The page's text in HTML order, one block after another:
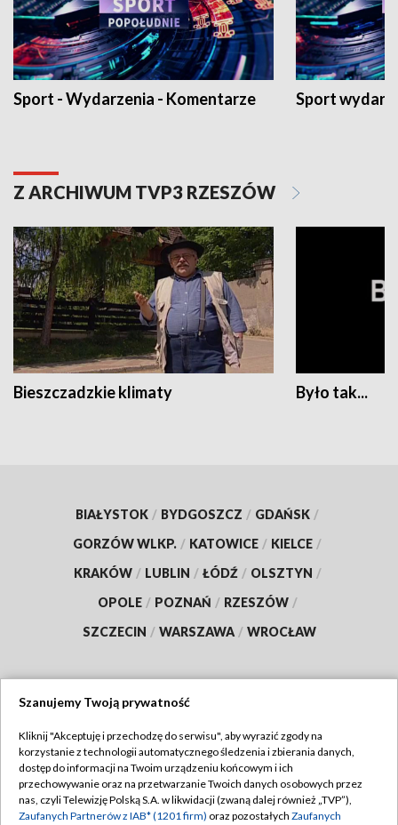
Sport - Wydarzenia - Komentarze Sport
Z ARCHIWUM TVP3 RZESZÓW
Bieszczadzkie klimaty Było tak...
BIAŁYSTOK / BYDGOSZCZ / GDAŃSK /
GORZÓW WLKP. / KATOWICE / KIELCE /
KRAKÓW / LUBLIN / ŁÓDŹ / OLSZTYN /
OPOLE / POZNAŃ / RZESZÓW /
SZCZECIN / WARSZAWA / WROCŁAW
TVP
Abonament TVP
Emisja w TVP
Regulamin TVP
Polityka prywatności
Szanujemy Twoją prywatność
Kliknij "Akceptuję i przechodzę do serwisu", aby wyrazić zgody na
korzystanie z technologii automatycznego śledzenia i zbierania danych,
dostęp do informacji na Twoim urządzeniu końcowym i ich
przechowywanie oraz na przetwarzanie Twoich danych osobowych przez
nas, czyli Telewizję Polską S.A. w likwidacji (zwaną dalej również „TVP”),
Zaufanych Partnerów z IAB* (1201 firm) oraz pozostałych Zaufanych